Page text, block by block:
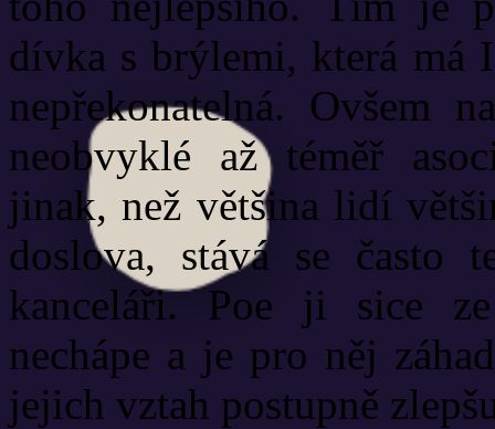
dívka s brýlemi, která má
nepřekonatelná. Ovšem
neobvyklé až téměř
jinak, než většina lidí
doslova, stává se
kanceláři. Poe ji sice
nechápe a je pro něj
jejich vztah postupně